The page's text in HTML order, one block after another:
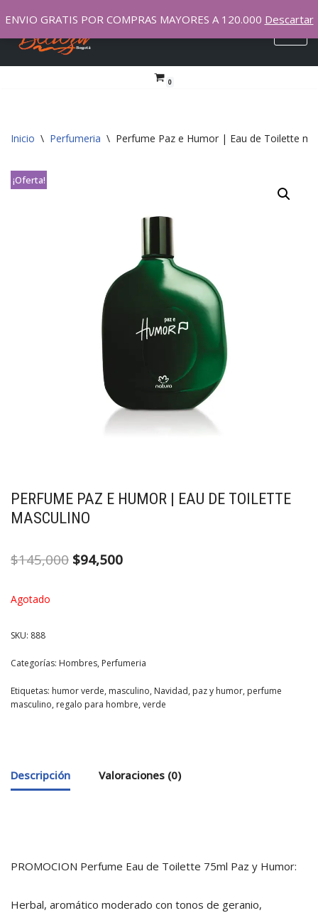
Saltar
0
Inicio \ Perfumeria \ Perfume Paz e Humor | Eau de Toilette
¡Oferta!
PERFUME PAZ E HUMOR | EAU DE TOILETTE
MASCULINO
$145,000 $94,500
Agotado
SKU: 888
Categorías: Hombres, Perfumeria
Etiquetas: humor verde, masculino, Navidad, paz y humor, perfume
masculino, regalo para hombre,verde
Descripción Valoraciones (0)
PROMOCION Perfume Eau de Toilette 75ml Paz y Humor:
Herbal, aromático moderado con tonos de geranio,
ENVIO GRATIS POR COMPRAS MAYORES A 120.000 Descartar